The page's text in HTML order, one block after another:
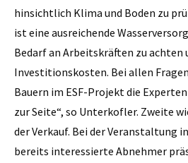
hinsichtlich Klima und Boden zu
ist eine ausreichende
Bedarf an Arbeitskräften zu achten
Investitionskosten. Bei allen
Bauern im ESF-Projekt die
zur Seite“, so Unterkofler. Zweite
der Verkauf. Bei der Veranstaltung
bereits interessierte Abnehmer